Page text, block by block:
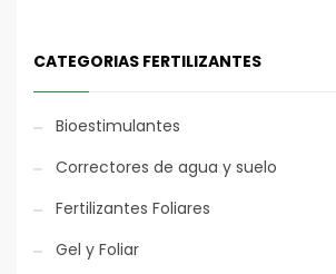
CATEGORIAS FERTILIZANTES
Bioestimulantes
Correctores de agua y suelo
Fertilizantes Foliares
Gel y Foliar